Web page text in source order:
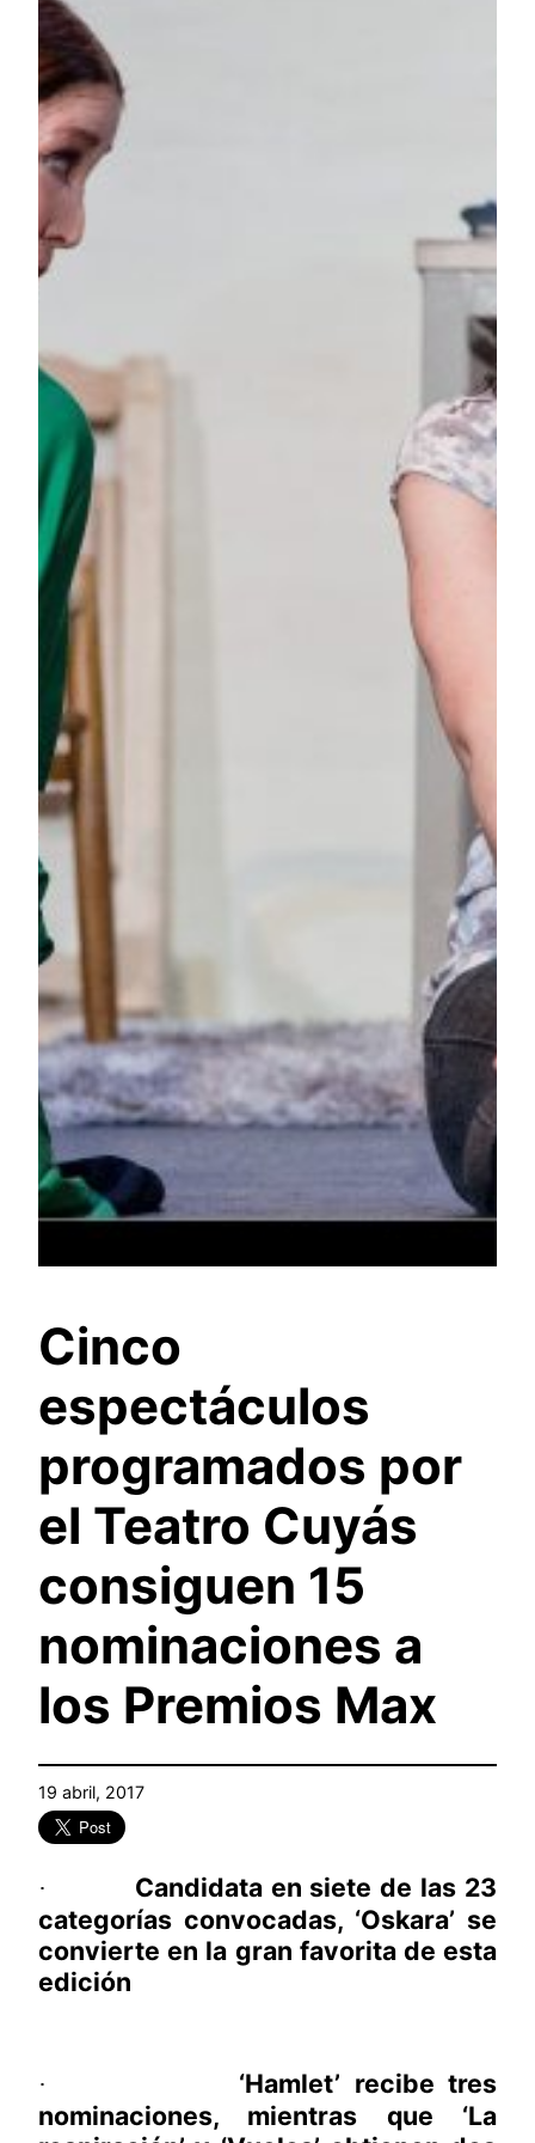
Cinco
espectáculos
programados por
el Teatro Cuyás
consiguen 15
nominaciones a
los Premios Max
19 abril, 2017
·
Candidata en siete de las 23
categorías convocadas, ‘Oskara’ se
convierte en la gran favorita de esta
edición
·
‘Hamlet’ recibe tres
nominaciones, mientras que ‘La